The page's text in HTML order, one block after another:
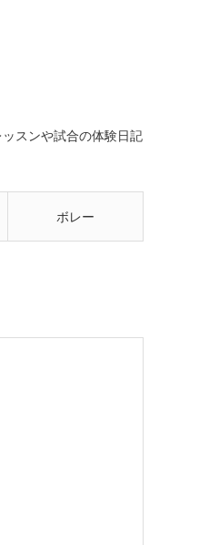
スンや試合の体験日記
ボレー